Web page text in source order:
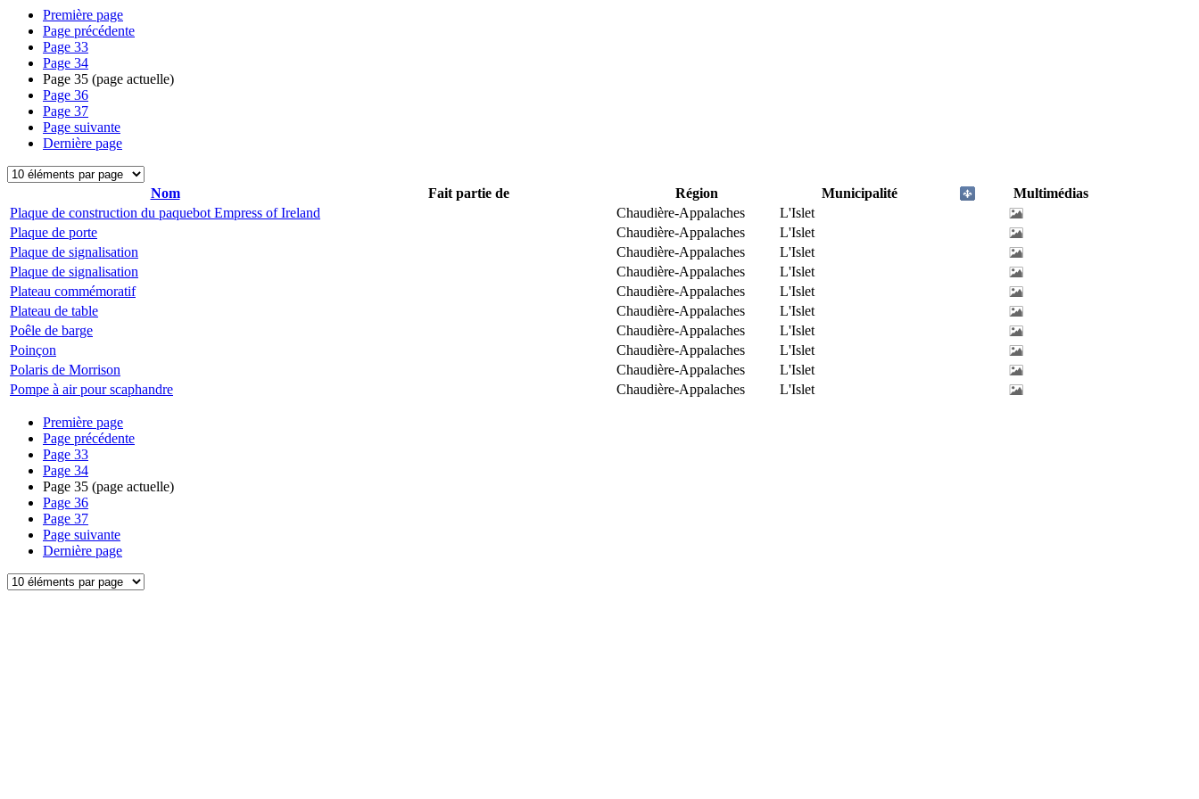
Première page
Page précédente
Page 33
Page 34
Page 35 (page actuelle)
Page 36
Page 37
Page suivante
Dernière page
Nom Fait partie de Région Municipalité
Multimédias
Plaque de construction du paquebot Empress of Ireland
Chaudière-Appalaches
L'Islet
Plaque de porte
Chaudière-Appalaches
L'Islet
Plaque de signalisation
Chaudière-Appalaches
L'Islet
Plaque de signalisation
Chaudière-Appalaches
L'Islet
Plateau commémoratif
Chaudière-Appalaches
L'Islet
Plateau de table
Chaudière-Appalaches
L'Islet
Poêle de barge
Chaudière-Appalaches
L'Islet
Poinçon
Chaudière-Appalaches
L'Islet
Polaris de Morrison
Chaudière-Appalaches
L'Islet
Pompe à air pour scaphandre
Chaudière-Appalaches L'Islet
Première page
Page précédente
Page 33
Page 34
Page 35 (page actuelle)
Page 36
Page 37
Page suivante
Dernière page